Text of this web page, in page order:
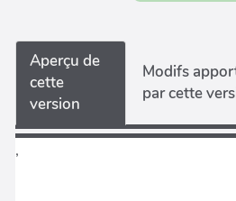
Aperçu de
cette
version
Modifs
par cette